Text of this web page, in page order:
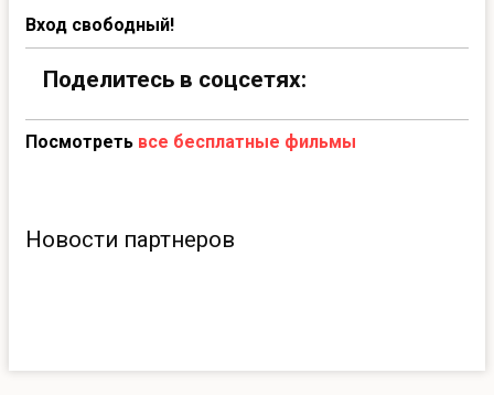
Вход свободный!
Поделитесь в соцсетях:
Посмотреть все бесплатные фильмы
Новости партнеров